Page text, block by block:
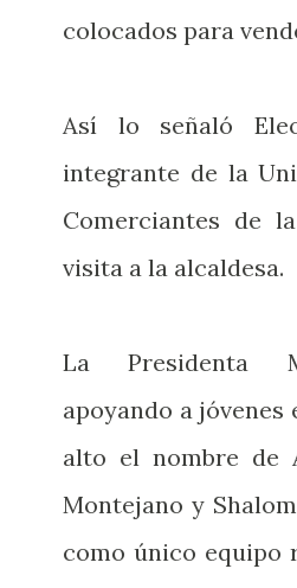
colocados para
Así lo señaló
integrante de la
Comerciantes de
visita a la alcaldesa.
La Presidenta
apoyando a
alto el nombre de
Montejano y
como único equipo